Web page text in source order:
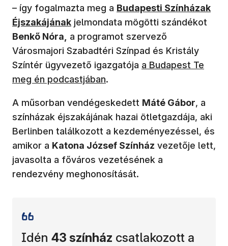
– így fogalmazta meg a (új ablakban nyílik meg)
Budapesti Színházak
Éjszakájának jelmondata mögötti szándékot
Benkő Nóra,
a programot szervező
Városmajori Szabadtéri Színpad és Kristály
Színtér ügyvezető igazgatója (új ablakban nyílik
a Budapest Te
meg én podcastjában.
A műsorban vendégeskedett Máté Gábor, a
színházak éjszakájának hazai ötletgazdája, aki
Berlinben találkozott a kezdeményezéssel, és
amikor a Katona József Színház vezetője lett,
javasolta a főváros vezetésének a
rendezvény meghonosítását.
Idén 43 színház csatlakozott a